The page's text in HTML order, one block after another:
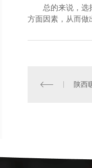
总的来说，选
方面因素，从而做
陕西